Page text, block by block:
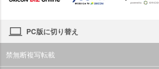
PC版に切り替え
禁無断複写転載